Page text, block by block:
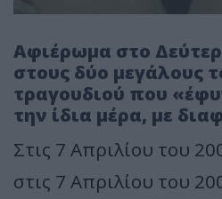
Αφιέρωμα στο
στους δύο μεγάλους
τραγουδιού που
την ίδια μέρα, με
Στις 7 Απριλίου του
στις 7 Απριλίου του